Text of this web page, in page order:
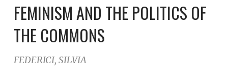
FEMINISM AND THE POLITICS OF
THE COMMONS
FEDERICI, SILVIA